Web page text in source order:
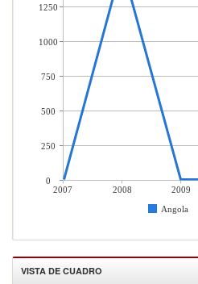
2007 2008 2009
Angola
1250
1000
750
500
250
0
VISTA DE CUADRO